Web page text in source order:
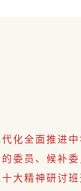
化全面推进
委员、候补
大精神研讨